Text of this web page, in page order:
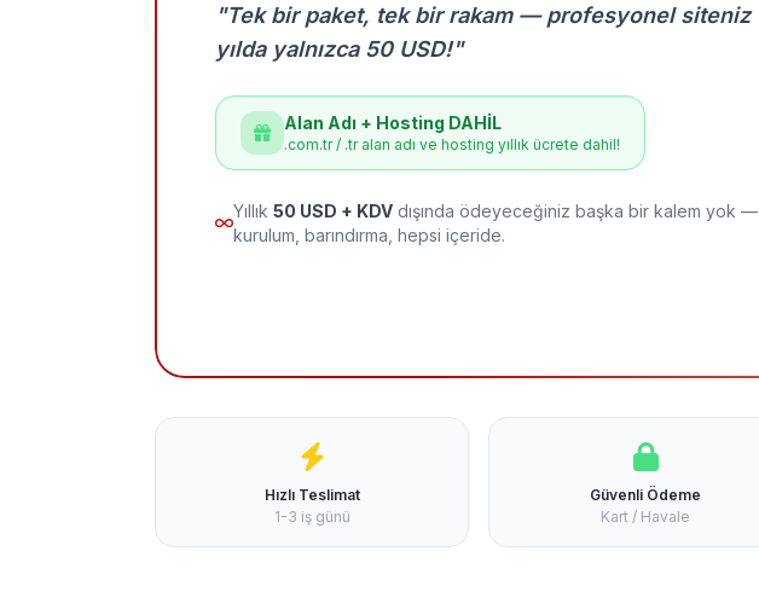
"Tek bir paket, tek bir rakam — profesyonel siteniz
yılda yalnızca 50 USD!"
Alan Adı + Hosting DAHİL
.com.tr / .tr alan adı ve hosting yıllık ücrete dahil!
Yıllık 50 USD + KDV dışında ödeyeceğiniz başka bir kalem yok —
kurulum, barındırma, hepsi içeride.
Hızlı Teslimat
1-3 iş günü
Güvenli Ödeme
Kart / Havale